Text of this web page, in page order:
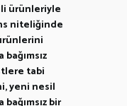
ürünleriyle
niteliğinde
bağımsız
tabi
yeni nesil
bir